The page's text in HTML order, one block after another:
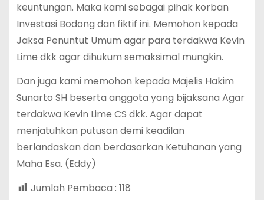
keuntungan. Maka kami sebagai pihak korban
Investasi Bodong dan fiktif ini. Memohon kepada
Jaksa Penuntut Umum agar para terdakwa Kevin
Lime dkk agar dihukum semaksimal mungkin.
Dan juga kami memohon kepada Majelis Hakim
Sunarto SH beserta anggota yang bijaksana Agar
terdakwa Kevin Lime CS dkk. Agar dapat
menjatuhkan putusan demi keadilan
berlandaskan dan berdasarkan Ketuhanan yang
Maha Esa. (Eddy)
Jumlah Pembaca : 118